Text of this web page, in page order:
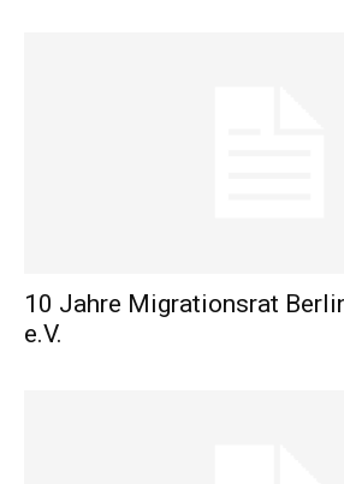
10 Jahre Migrationsrat
e.V.